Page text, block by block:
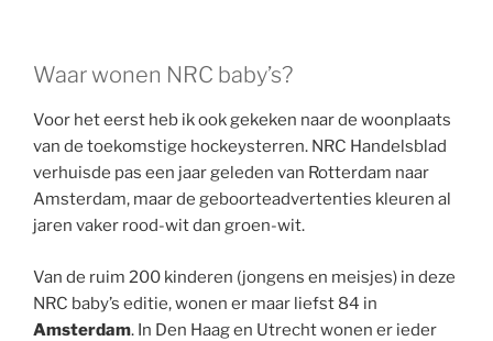
Waar wonen NRC baby’s?
Voor het eerst heb ik ook gekeken naar de woonplaats
van de toekomstige hockeysterren. NRC Handelsblad
verhuisde pas een jaar geleden van Rotterdam naar
Amsterdam, maar de geboorteadvertenties kleuren al
jaren vaker rood-wit dan groen-wit.
Van de ruim 200 kinderen (jongens en meisjes) in deze
NRC baby’s editie, wonen er maar liefst 84 in
Amsterdam. In Den Haag en Utrecht wonen er ieder